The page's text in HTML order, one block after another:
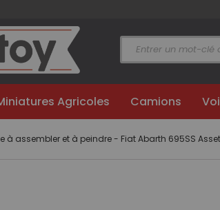
Agricoles Camions
à assembler et à peindre - Fiat Abarth 695SS